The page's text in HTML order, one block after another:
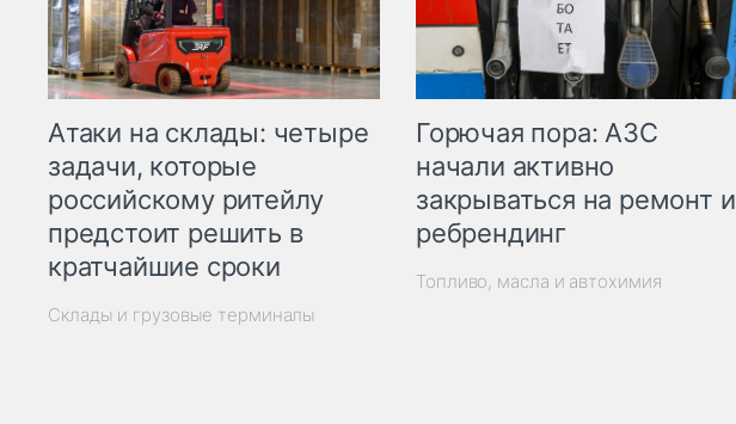
Атаки на склады: четыре
задачи, которые
российскому ритейлу
предстоит решить в
кратчайшие сроки
Склады и грузовые терминалы
Горючая пора: АЗС
начали активно
закрываться на ремонт и
ребрендинг
Топливо, масла и автохимия